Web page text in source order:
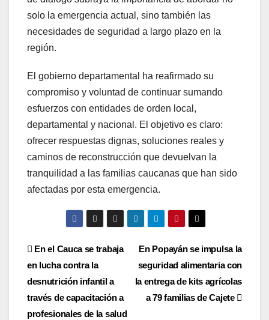
solo la emergencia actual, sino también las
necesidades de seguridad a largo plazo en la
región.
El gobierno departamental ha reafirmado su
compromiso y voluntad de continuar sumando
esfuerzos con entidades de orden local,
departamental y nacional. El objetivo es claro:
ofrecer respuestas dignas, soluciones reales y
caminos de reconstrucción que devuelvan la
tranquilidad a las familias caucanas que han sido
afectadas por esta emergencia.
Navegación
de
entradas
En Popayán se impulsa la
seguridad alimentaria con
la entrega de kits agrícolas
a 79 familias de Cajete
En el Cauca se trabaja
en lucha contra la
desnutrición infantil a
través de capacitación a
profesionales de la salud